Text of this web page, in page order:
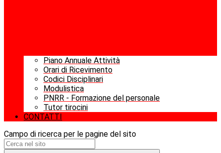
Piano Annuale Attività
Orari di Ricevimento
Codici Disciplinari
Modulistica
PNRR - Formazione del personale
Tutor tirocini
CONTATTI
Campo di ricerca per le pagine del sito